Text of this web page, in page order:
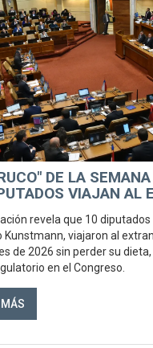
DE LA
VIAJAN AL
revela que 10
Kunstmann, viajaron al
de 2026 sin perder su
en el Congreso.
MÁS